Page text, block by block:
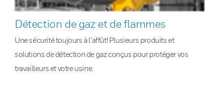
Détection de gaz et de flammes
Une sécurité toujours à l’affût! Plusieurs produits et
solutions de détection de gaz conçus pour protéger vos
travailleurs et votre usine.